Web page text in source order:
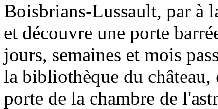
Boisbrians-Lussault, par à
et découvre une porte
jours, semaines et mois
la bibliothèque du
porte de la chambre de